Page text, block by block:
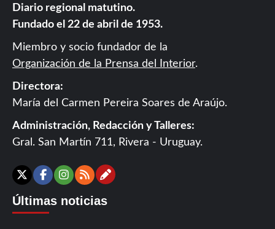
Diario regional matutino.
Fundado el 22 de abril de 1953.
Miembro y socio fundador de la
Organización de la Prensa del Interior.
Directora:
María del Carmen Pereira Soares de Araújo.
Administración, Redacción y Talleres:
Gral. San Martín 711, Rivera - Uruguay.
X Facebook
Instagram
RSSContáctanos
Últimas noticias